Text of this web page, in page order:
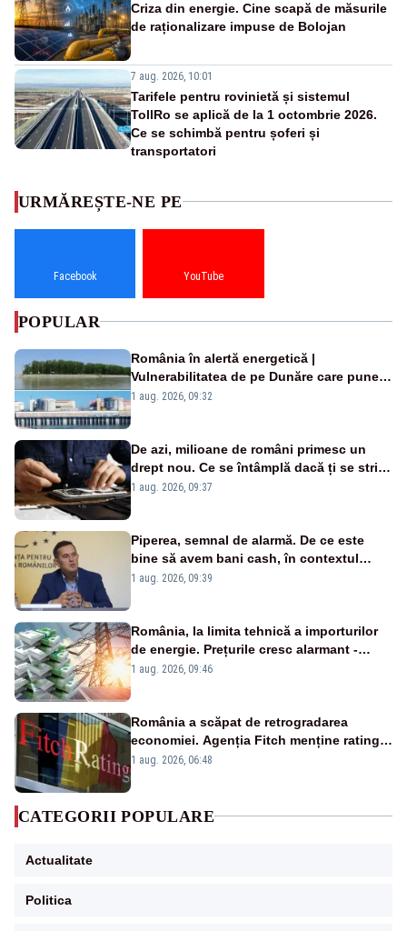
Criza din energie. Cine scapă de măsurile
de raționalizare impuse de Bolojan
7 aug. 2026, 10:01
Tarifele pentru rovinietă și sistemul
TollRo se aplică de la 1 octombrie 2026.
Ce se schimbă pentru șoferi și
transportatori
URMĂREȘTE-NE PE
Facebook YouTube
POPULAR
România în alertă energetică |
Vulnerabilitatea de pe Dunăre care pune
în pericol Centrala Cernavodă era
1 aug. 2026, 09:32
De azi, milioane de români primesc un
drept nou. Ce se întâmplă dacă ți se strică
un produs
1 aug. 2026, 09:37
Piperea, semnal de alarmă. De ce este
bine să avem bani cash, în contextul
alertei energetice?
1 aug. 2026, 09:39
România, la limita tehnică a importurilor
de energie. Prețurile cresc alarmant -
Analiză Realitatea Plus
1 aug. 2026, 09:46
România a scăpat de retrogradarea
economiei. Agenția Fitch menține ratingul
„BBB-” cu perspectivă negativă
1 aug. 2026, 06:48
CATEGORII POPULARE
Actualitate
Politica